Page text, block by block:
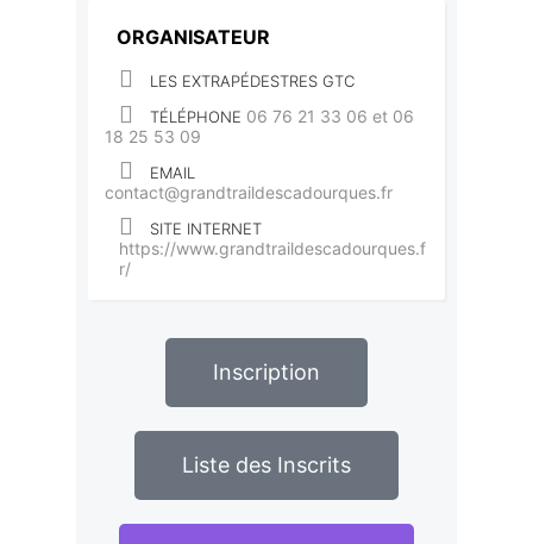
ORGANISATEUR
LES EXTRAPÉDESTRES GTC
TÉLÉPHONE 06 76 21 33 06 et 06
18 25 53 09
EMAIL
contact@grandtraildescadourques.fr
SITE INTERNET
https://www.grandtraildescadourques.f
r/
Inscription
Liste des Inscrits